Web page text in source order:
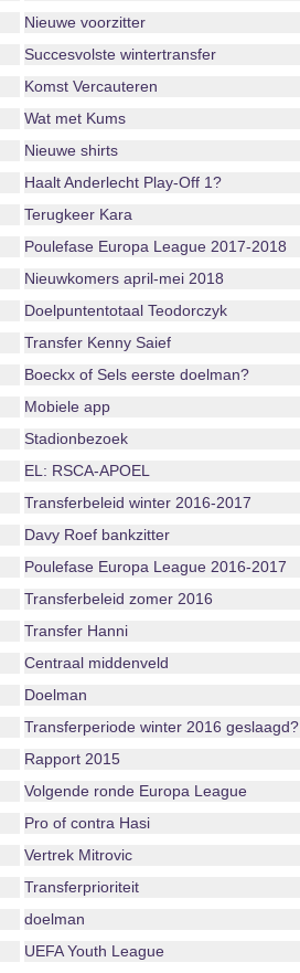
Nieuwe voorzitter
Succesvolste wintertransfer
Komst Vercauteren
Wat met Kums
Nieuwe shirts
Haalt Anderlecht Play-Off 1?
Terugkeer Kara
Poulefase Europa League 2017-2018
Nieuwkomers april-mei 2018
Doelpuntentotaal Teodorczyk
Transfer Kenny Saief
Boeckx of Sels eerste doelman?
Mobiele app
Stadionbezoek
EL: RSCA-APOEL
Transferbeleid winter 2016-2017
Davy Roef bankzitter
Poulefase Europa League 2016-2017
Transferbeleid zomer 2016
Transfer Hanni
Centraal middenveld
Doelman
Transferperiode winter 2016 geslaagd?
Rapport 2015
Volgende ronde Europa League
Pro of contra Hasi
Vertrek Mitrovic
Transferprioriteit
doelman
UEFA Youth League